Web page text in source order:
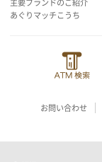
主要ブランドのご紹介
あぐりマッチこうち
お問い合わせ